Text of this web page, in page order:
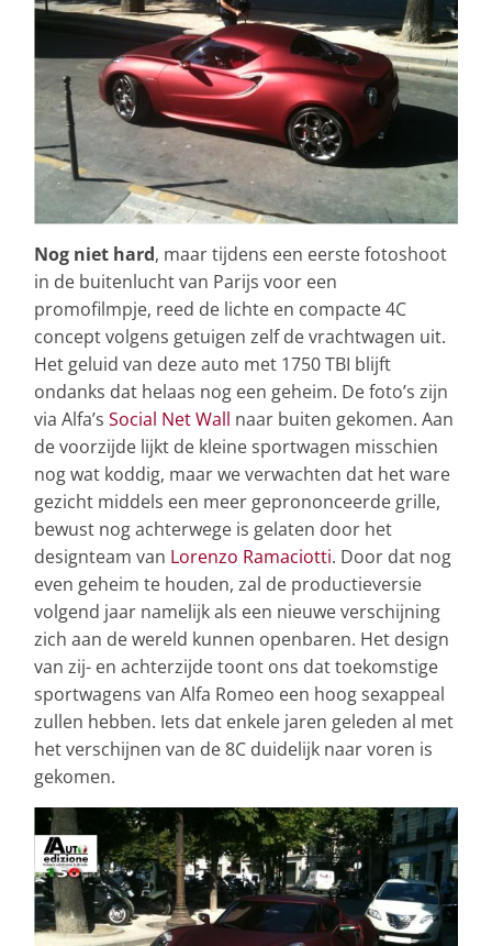
Nog niet hard, maar tijdens een eerste fotoshoot
in de buitenlucht van Parijs voor een
promofilmpje, reed de lichte en compacte 4C
concept volgens getuigen zelf de vrachtwagen uit.
Het geluid van deze auto met 1750 TBI blijft
ondanks dat helaas nog een geheim. De foto’s zijn
via Alfa’s Social Net Wall naar buiten gekomen. Aan
de voorzijde lijkt de kleine sportwagen misschien
nog wat koddig, maar we verwachten dat het ware
gezicht middels een meer geprononceerde grille,
bewust nog achterwege is gelaten door het
designteam van Lorenzo Ramaciotti. Door dat nog
even geheim te houden, zal de productieversie
volgend jaar namelijk als een nieuwe verschijning
zich aan de wereld kunnen openbaren. Het design
van zij- en achterzijde toont ons dat toekomstige
sportwagens van Alfa Romeo een hoog sexappeal
zullen hebben. Iets dat enkele jaren geleden al met
het verschijnen van de 8C duidelijk naar voren is
gekomen.